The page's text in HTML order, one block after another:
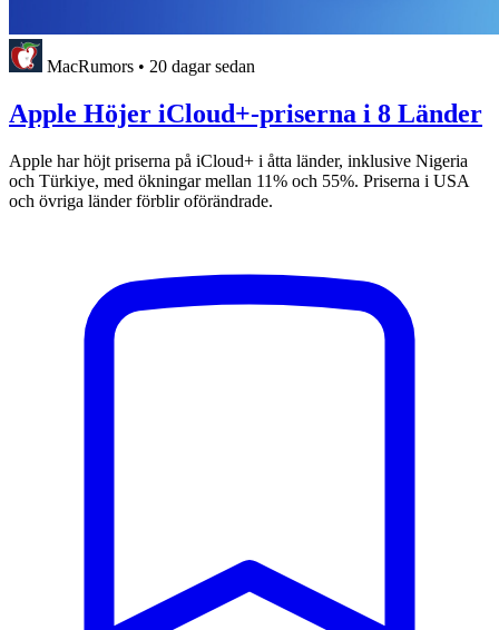
MacRumors • 20 dagar sedan
Apple Höjer iCloud+-priserna i 8 Länder
Apple har höjt priserna på iCloud+ i åtta länder, inklusive Nigeria
och Türkiye, med ökningar mellan 11% och 55%. Priserna i USA
och övriga länder förblir oförändrade.